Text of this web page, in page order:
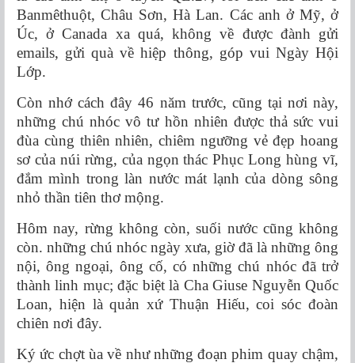
Banmêthuột, Châu Sơn, Hà Lan. Các anh ở Mỹ, ở
Úc, ở Canada xa quá, không về được đành gửi
emails, gửi quà về hiệp thông, góp vui Ngày Hội
Lớp.
Còn nhớ cách đây 46 năm trước, cũng tại nơi này,
những chú nhóc vô tư hồn nhiên được thả sức vui
đùa cùng thiên nhiên, chiêm ngưỡng vẻ đẹp hoang
sơ của núi rừng, của ngọn thác Phục Long hùng vĩ,
đắm mình trong làn nước mát lạnh của dòng sông
nhỏ thần tiên thơ mộng.
Hôm nay, rừng không còn, suối nước cũng không
còn. những chú nhóc ngày xưa, giờ đã là những ông
nội, ông ngoại, ông cố, có những chú nhóc đã trở
thành linh mục; đặc biệt là Cha Giuse Nguyễn Quốc
Loan, hiện là quản xứ Thuận Hiếu, coi sóc đoàn
chiên nơi đây.
Ký ức chợt ùa về như những đoạn phim quay chậm,